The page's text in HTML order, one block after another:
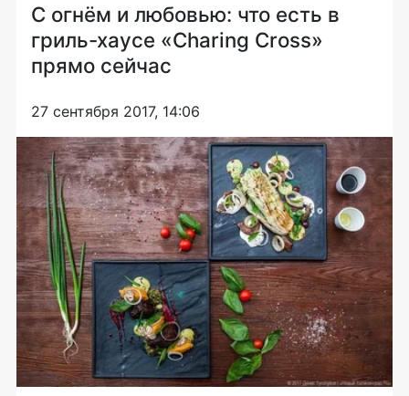
С огнём и любовью: что есть в
гриль-хаусе «Charing Сross»
прямо сейчас
27 сентября 2017, 14:06